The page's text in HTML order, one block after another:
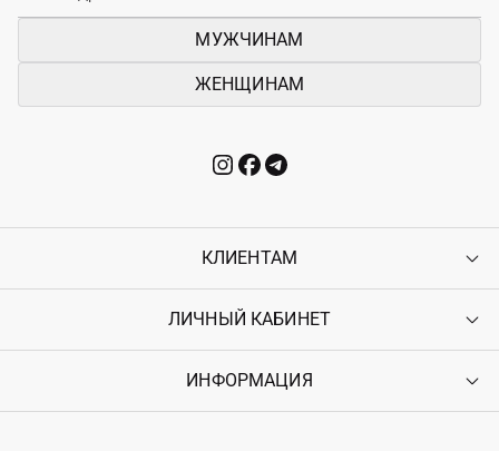
МУЖЧИНАМ
ЖЕНЩИНАМ
КЛИЕНТАМ
Контакты
Возврат
Гарантия
ЛИЧНЫЙ КАБИНЕТ
Войти
ИНФОРМАЦИЯ